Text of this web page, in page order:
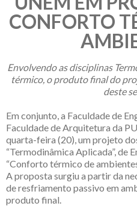
CONFORTO
Envolvendo as disciplinas
térmico, o produto final do
deste
Em conjunto, a Faculdade de
Faculdade de Arquitetura da
quarta-feira (20), um projeto
“Termodinâmica Aplicada”, de
“Conforto térmico de
A proposta surgiu a partir da
de resfriamento passivo em
produto final.